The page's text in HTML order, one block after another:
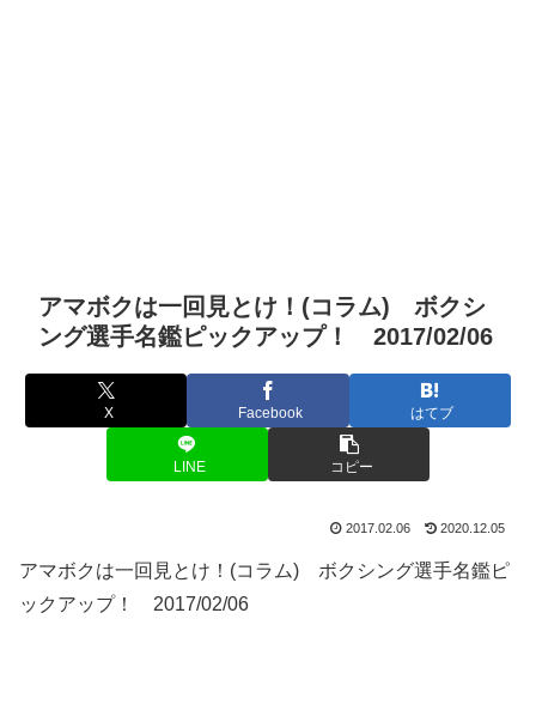
アマボクは一回見とけ！(コラム) ボクシ
ング選手名鑑ピックアップ！ 2017/02/06
X Facebook はてブ
LINE コピー
2017.02.06 2020.12.05
アマボクは一回見とけ！(コラム) ボクシング選手名鑑ピ
ックアップ！ 2017/02/06